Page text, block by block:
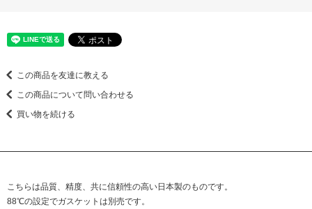
この商品を友達に教える
この商品について問い合わせる
買い物を続ける
こちらは品質、精度、共に信頼性の高い日本製のものです。
88℃の設定でガスケットは別売です。